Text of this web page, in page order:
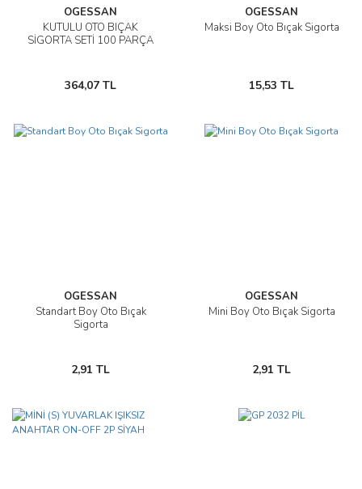
OGESSAN
KUTULU OTO BIÇAK
SİGORTA SETİ 100 PARÇA
364,07 TL
OGESSAN
Maksi Boy Oto Bıçak Sigorta
15,53 TL
OGESSAN
Standart Boy Oto Bıçak
Sigorta
2,91 TL
OGESSAN
Mini Boy Oto Bıçak Sigorta
2,91 TL